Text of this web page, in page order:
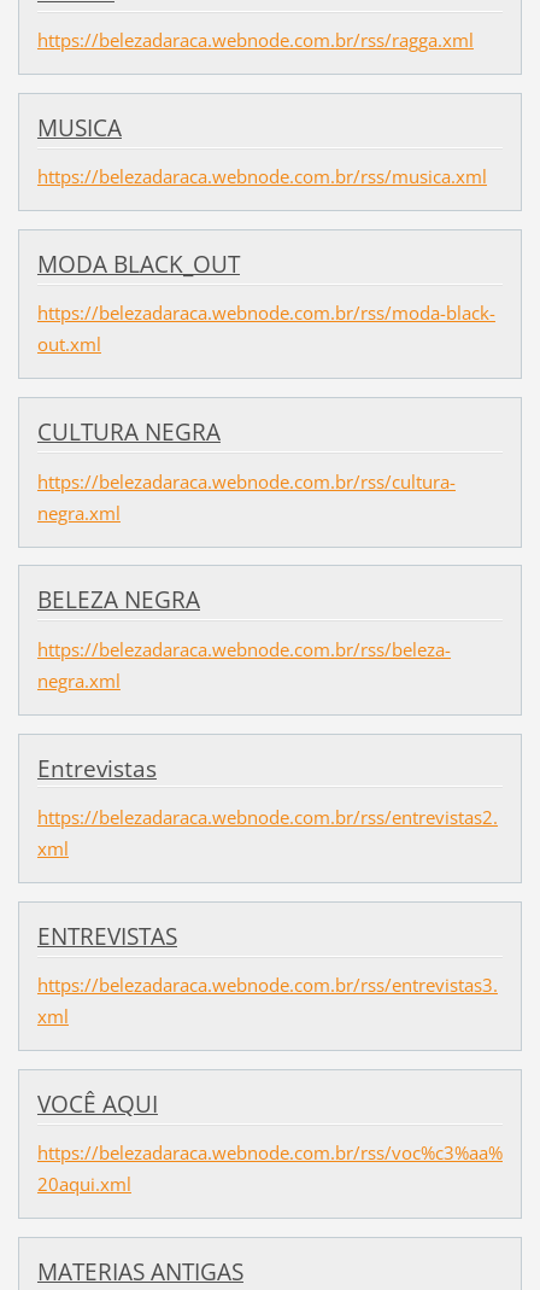
https://belezadaraca.webnode.com.br/rss/ragga.xml
MUSICA
https://belezadaraca.webnode.com.br/rss/musica.xml
MODA BLACK_OUT
https://belezadaraca.webnode.com.br/rss/moda-black-
out.xml
CULTURA NEGRA
https://belezadaraca.webnode.com.br/rss/cultura-
negra.xml
BELEZA NEGRA
https://belezadaraca.webnode.com.br/rss/beleza-
negra.xml
Entrevistas
https://belezadaraca.webnode.com.br/rss/entrevistas2.
xml
ENTREVISTAS
https://belezadaraca.webnode.com.br/rss/entrevistas3.
xml
VOCÊ AQUI
https://belezadaraca.webnode.com.br/rss/voc%c3%aa%
20aqui.xml
MATERIAS ANTIGAS